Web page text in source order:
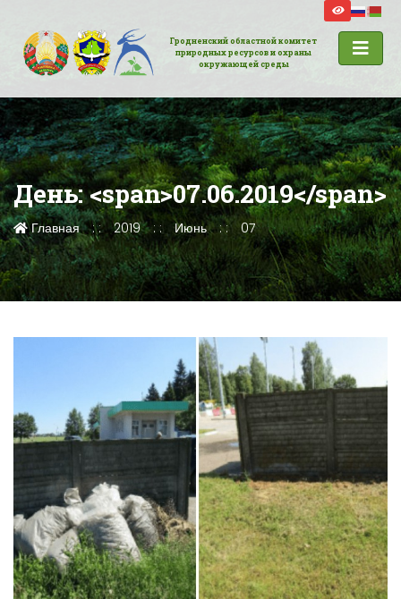
Гродненский областной комитет
природных ресурсов и охраны
окружающей среды
День: <span>07.06.2019</span>
Главная 2019 Июнь 07